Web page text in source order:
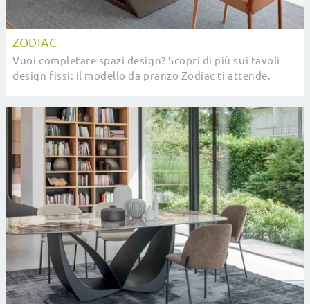
ZODIAC
Vuoi completare spazi design? Scopri di più sui tavoli
design fissi: il modello da pranzo Zodiac ti attende.